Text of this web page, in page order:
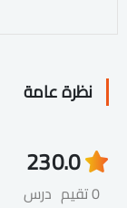
نظرة عامة
0.0
0 تقيم
23
درس